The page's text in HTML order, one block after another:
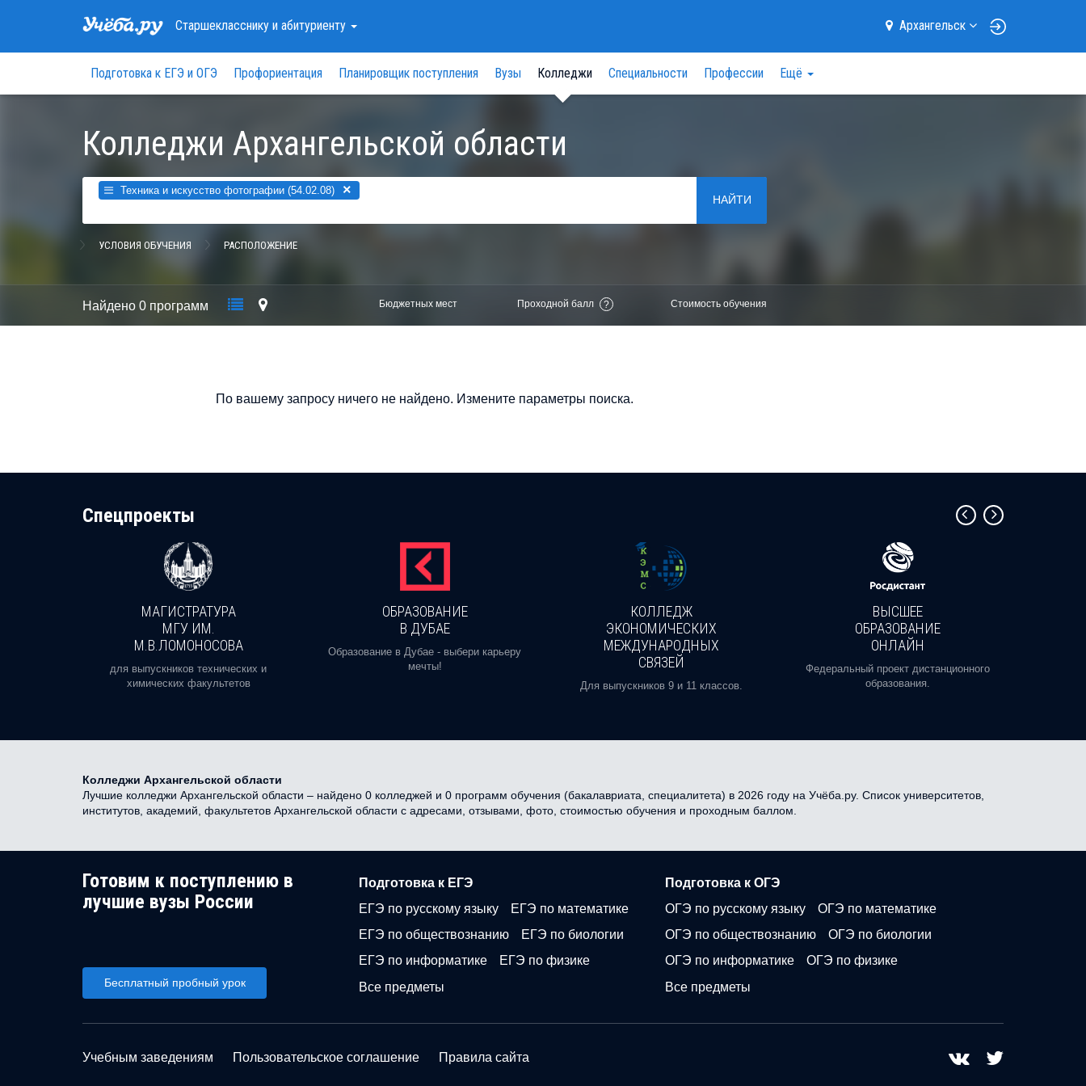
Старшеклассникуи абитуриенту Архангельск
Подготовка к ЕГЭ и ОГЭ Профориентация Планировщик поступления Вузы Колледжи Специальности Профессии Ещё
Колледжи Архангельской области
Техника и искусство фотографии (54.02.08) ×
НАЙТИ
УСЛОВИЯ ОБУЧЕНИЯ РАСПОЛОЖЕНИЕ
Найдено 0 программ Бюджетных мест Проходной балл ? Стоимость обучения
По вашему запросу ничего не найдено. Измените параметры поиска.
Cпецпроекты
МАГИСТРАТУРА
МГУ ИМ.
М.В.ЛОМОНОСОВА
для выпускников технических и
химических факультетов
ОБРАЗОВАНИЕ
В ДУБАЕ
Образование в Дубае - выбери карьеру
мечты!
КОЛЛЕДЖ
ЭКОНОМИЧЕСКИХ
МЕЖДУНАРОДНЫХ
СВЯЗЕЙ
Для выпускников 9 и 11 классов.
ВЫСШЕЕ
ОБРАЗОВАНИЕ
ОНЛАЙН
Федеральный проект дистанционного
образования.
Колледжи Архангельской области
Лучшие колледжи Архангельской области – найдено 0 колледжей и 0 программ обучения (бакалавриата, специалитета) в 2026 году на Учёба.ру. Список университетов,
институтов, академий, факультетов Архангельской области с адресами, отзывами, фото, стоимостью обучения и проходным баллом.
Готовим к поступлению в
лучшие вузы России
Бесплатный пробный урок
Подготовка к ЕГЭ
ЕГЭ по русскому языку
ЕГЭ по математике
ЕГЭ по обществознанию
ЕГЭ по биологии
ЕГЭ по информатике
ЕГЭ по физике
Все предметы
Подготовка к ОГЭ
ОГЭ по русскому языку
ОГЭ по математике
ОГЭ по обществознанию
ОГЭ по биологии
ОГЭ по информатике
ОГЭ по физике
Все предметы
Учебным заведениям Пользовательское соглашение Правила сайта